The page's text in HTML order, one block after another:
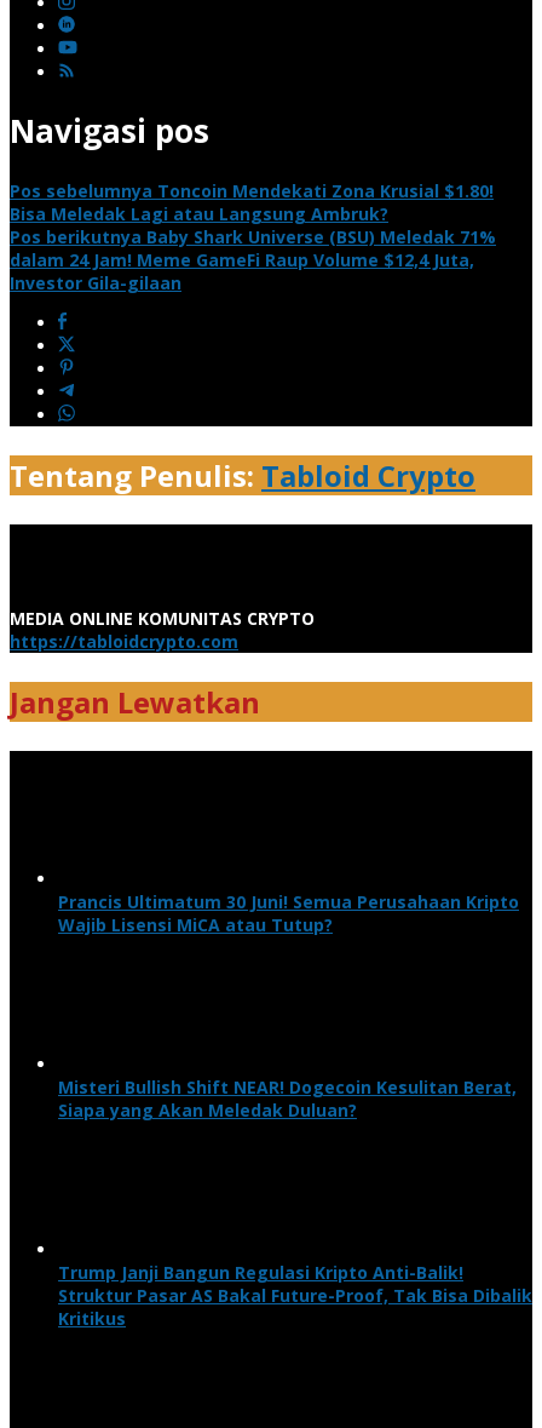
Navigasi pos
Pos sebelumnya Toncoin Mendekati Zona Krusial $1.80!
Bisa Meledak Lagi atau Langsung Ambruk?
Pos berikutnya Baby Shark Universe (BSU) Meledak 71%
dalam 24 Jam! Meme GameFi Raup Volume $12,4 Juta,
Investor Gila-gilaan
Tentang Penulis: Tabloid Crypto
MEDIA ONLINE KOMUNITAS CRYPTO
https://tabloidcrypto.com
Jangan Lewatkan
Prancis Ultimatum 30 Juni! Semua Perusahaan Kripto
Wajib Lisensi MiCA atau Tutup?
Misteri Bullish Shift NEAR! Dogecoin Kesulitan Berat,
Siapa yang Akan Meledak Duluan?
Trump Janji Bangun Regulasi Kripto Anti-Balik!
Struktur Pasar AS Bakal Future-Proof, Tak Bisa Dibalik
Kritikus